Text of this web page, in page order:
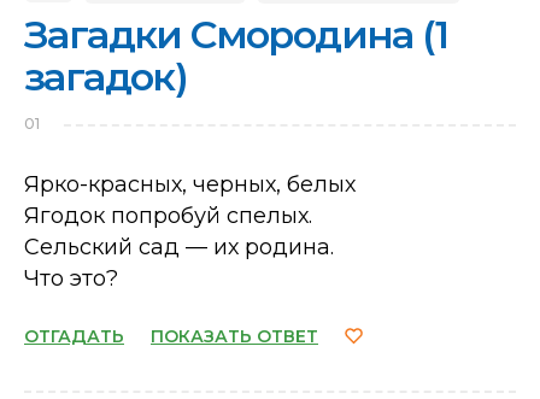
Загадки Смородина (1
загадок)
01
Ярко-красных, черных, белых
Ягодок попробуй спелых.
Сельский сад — их родина.
Что это?
ОТГАДАТЬ ПОКАЗАТЬ ОТВЕТ